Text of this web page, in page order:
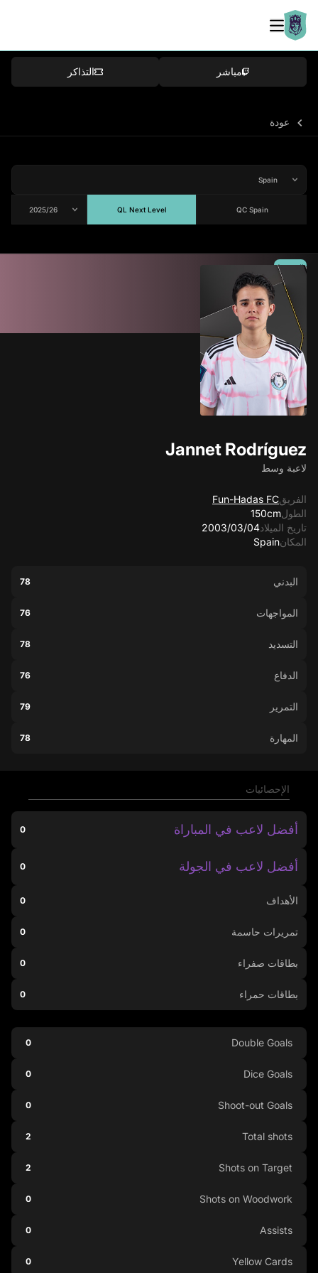
مباشر التذاكر
عودة
QC Spain
QL Next Level
Jannet Rodríguez
لاعبة وسط
الفريقFun-Hadas FC
الطول150cm
تاريخ الميلاد04‏/03‏/2003
المكانSpain
المتوسط
77
البدني 78
المواجهات 76
التسديد 78
الدفاع 76
التمرير 79
المهارة 78
الإحصائيات
أفضل لاعب في المباراة 0
أفضل لاعب في الجولة 0
الأهداف 0
تمريرات حاسمة 0
بطاقات صفراء 0
بطاقات حمراء 0
Double Goals
0
Dice Goals
0
Shoot-out Goals
0
Total shots
2
Shots on Target
2
Shots on Woodwork
0
Assists
0
Yellow Cards
0